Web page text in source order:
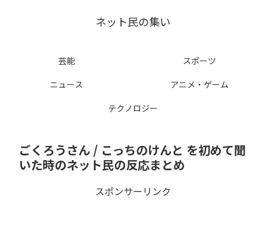
ネット民の集い
芸能
スポーツ
ニュース
アニメ・ゲーム
テクノロジー
ごくろうさん / こっちのけんと を初めて聞
いた時のネット民の反応まとめ
スポンサーリンク